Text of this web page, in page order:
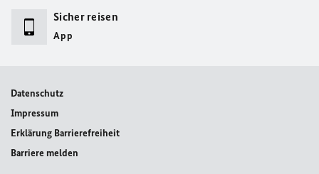
Sicher reisen
App
Datenschutz
Impressum
Erklärung Barrierefreiheit
Barriere melden